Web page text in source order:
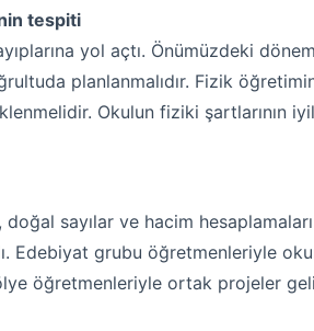
tespiti
yol açtı. Önümüzdeki
planlanmalıdır. Fizik
Okulun fiziki şartlarının
sayılar ve hacim
Edebiyat grubu öğretmenleriyle
öğretmenleriyle ortak projeler